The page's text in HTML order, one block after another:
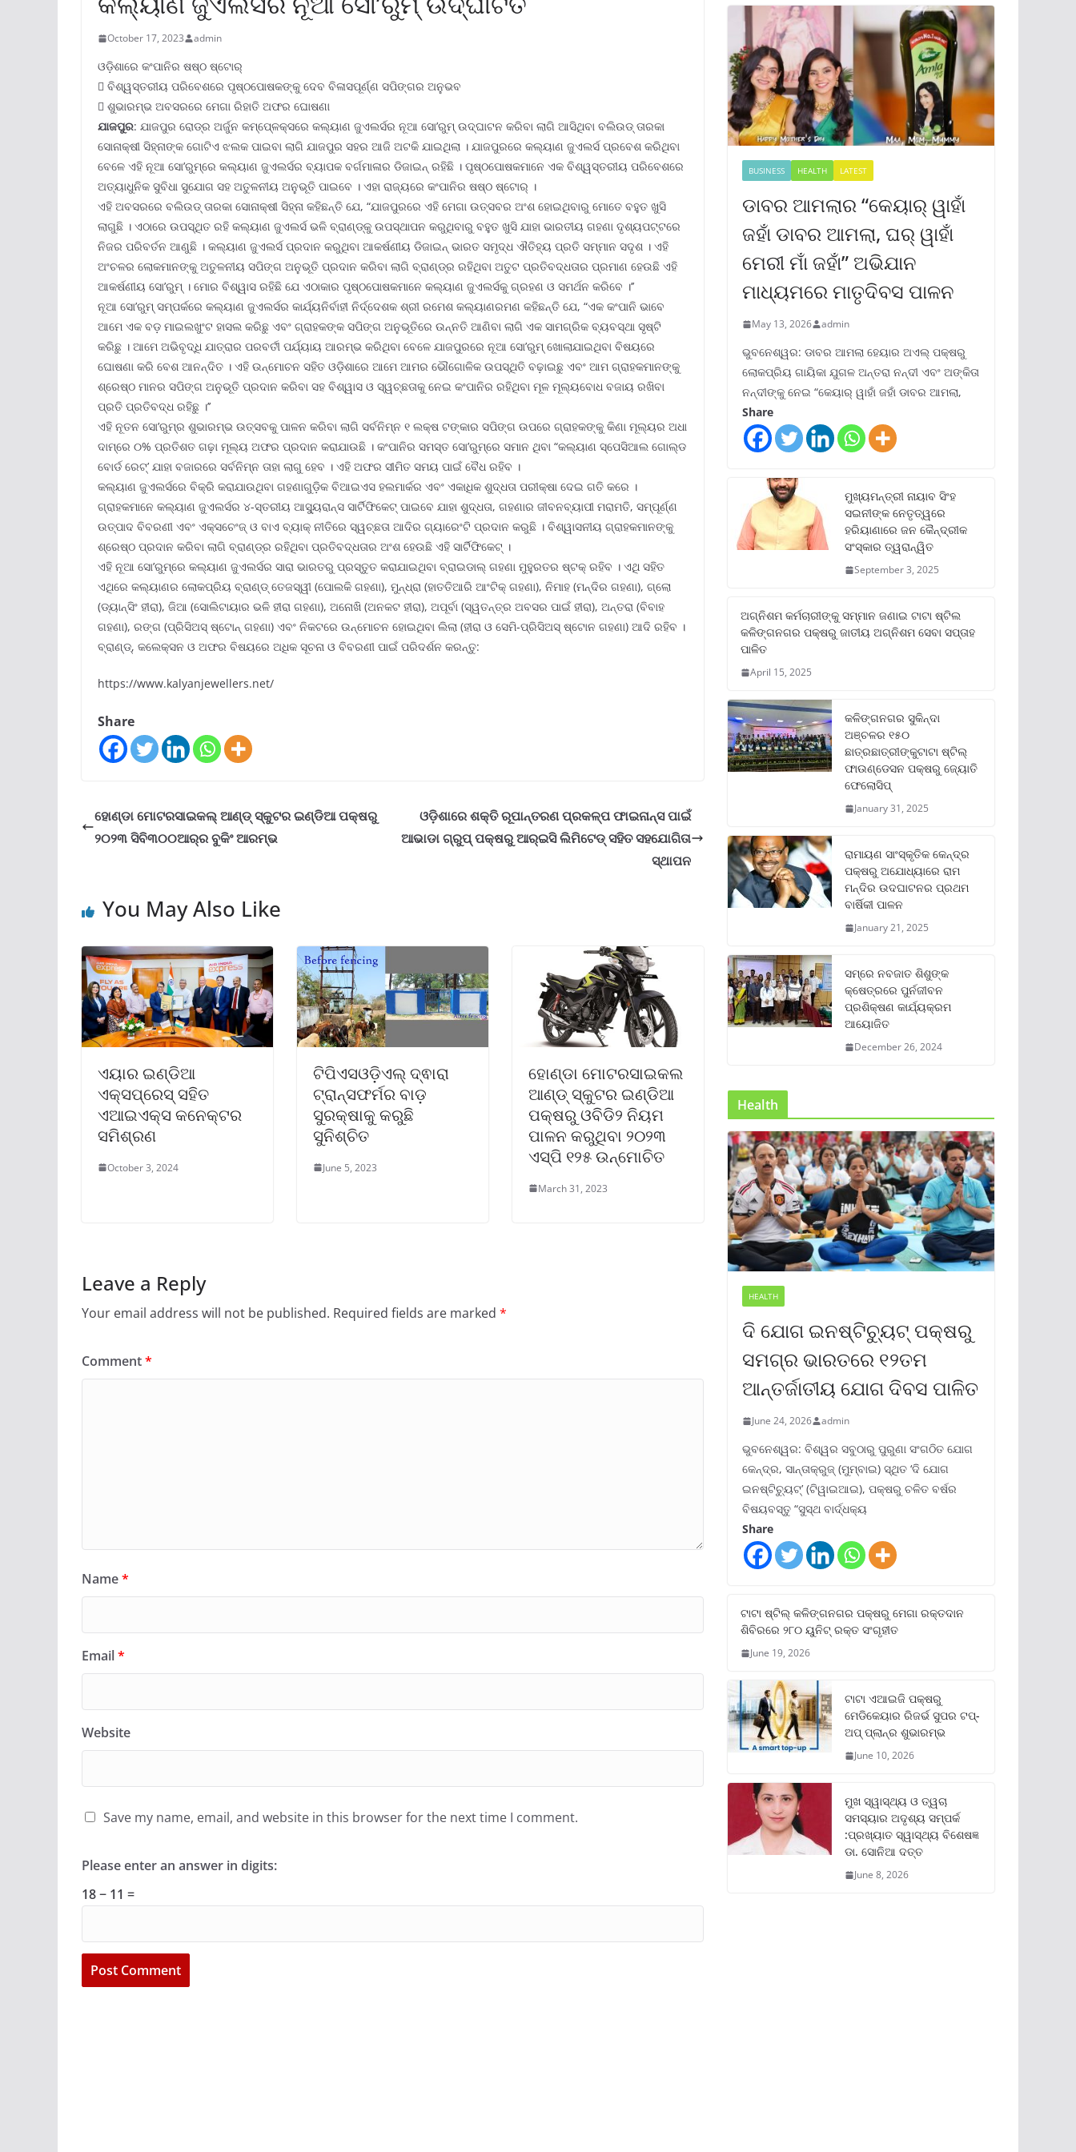
October 17, 2023 admin
ଓଡ଼ିଶାରେ କଂପାନିର ଷଷ୍ଠ ଷ୍ଟୋର୍
 ବିଶ୍ୱସ୍ତରୀୟ ପରିବେଶରେ ପୃଷ୍ଠପୋଷକଙ୍କୁ ଦେବ ବିଳାସପୂର୍ଣ୍ଣ ସପିଙ୍ଗର ଅନୁଭବ
 ଶୁଭାରମ୍ଭ ଅବସରରେ ମେଗା ରିହାତି ଅଫର ଘୋଷଣା
ଯାଜପୁର: ଯାଜପୁର ରୋଡ୍‌ର ଅର୍ଜୁନ କମ୍ପେ୍ଳକ୍ସରେ କଲ୍ୟାଣ ଜୁଏଲର୍ସର ନୂଆ ସୋ’ରୁମ୍ ଉଦ୍‌ଘାଟନ କରିବା ଲାଗି ଆସିଥିବା ବଲିଉଡ୍ ତାରକା
ସୋନାକ୍ଷୀ ସିହ୍ନାଙ୍କ ଗୋଟିଏ ଝଲକ ପାଇବା ଲାଗି ଯାଜପୁର ସହର ଆଜି ଅଟକି ଯାଇଥିଲା । ଯାଜପୁରରେ କଲ୍ୟାଣ ଜୁଏଲର୍ସ ପ୍ରବେଶ କରିଥିବା
ବେଳେ ଏହି ନୂଆ ସୋ’ରୁମ୍‌ରେ କଲ୍ୟାଣ ଜୁଏଲର୍ସର ବ୍ୟାପକ ବର୍ଗମାଳାର ଡିଜାଇନ୍ ରହିଛି । ପୃଷ୍ଠପୋଷକମାନେ ଏକ ବିଶ୍ୱସ୍ତରୀୟ ପରିବେଶରେ
ଅତ୍ୟାଧୁନିକ ସୁବିଧା ସୁଯୋଗ ସହ ଅତୁଳନୀୟ ଅନୁଭୂତି ପାଇବେ । ଏହା ରାଜ୍ୟରେ କଂପାନିର ଷଷ୍ଠ ଷ୍ଟୋର୍ ।
ଏହି ଅବସରରେ ବଲିଉଡ୍ ତାରକା ସୋନାକ୍ଷୀ ସିହ୍ନା କହିଛନ୍ତି ଯେ, “ଯାଜପୁରରେ ଏହି ମେଗା ଉତ୍ସବର ଅଂଶ ହୋଇଥିବାରୁ ମୋତେ ବହୁତ ଖୁସି
ଲାଗୁଛି । ଏଠାରେ ଉପସ୍ଥିତ ରହି କଲ୍ୟାଣ ଜୁଏଲର୍ସ ଭଳି ବ୍ରାଣ୍ଡ୍‌କୁ ଉପସ୍ଥାପନ କରୁଥିବାରୁ ବହୁତ ଖୁସି ଯାହା ଭାରତୀୟ ଗହଣା ଦୃଶ୍ୟପଟ୍ଟରେ
ନିଜର ପରିବର୍ତନ ଆଣୁଛି । କଲ୍ୟାଣ ଜୁଏଲର୍ସ ପ୍ରଦାନ କରୁଥିବା ଆକର୍ଷଣୀୟ ଡିଜାଇନ୍ ଭାରତ ସମୃଦ୍ଧ ଐତିହ୍ୟ ପ୍ରତି ସମ୍ମାନ ସଦୃଶ । ଏହି
ଅଂଚଳର ଲୋକମାନଙ୍କୁ ଅତୁଳନୀୟ ସପିଙ୍ଗ ଅନୁଭୂତି ପ୍ରଦାନ କରିବା ଲାଗି ବ୍ରାଣ୍ଡ୍‌ର ରହିଥିବା ଅତୁଟ ପ୍ରତିବଦ୍ଧତାର ପ୍ରମାଣ ହେଉଛି ଏହି
ଆକର୍ଷଣୀୟ ସୋ’ରୁମ୍ । ମୋର ବିଶ୍ୱାସ ରହିଛି ଯେ ଏଠାକାର ପୃଷ୍ଠପୋଷକମାନେ କଲ୍ୟାଣ ଜୁଏଲର୍ସକୁ ଗ୍ରହଣ ଓ ସମର୍ଥନ କରିବେ ।’’
ନୂଆ ସୋ’ରୁମ୍ ସମ୍ପର୍କରେ କଲ୍ୟାଣ ଜୁଏଲର୍ସର କାର୍ଯ୍ୟନିର୍ବାହୀ ନିର୍ଦ୍ଦେଶକ ଶ୍ରୀ ରମେଶ କଲ୍ୟାଣରମଣ କହିଛନ୍ତି ଯେ, “ଏକ କଂପାନି ଭାବେ
ଆମେ ଏକ ବଡ଼ ମାଇଲଖୁଂଟ ହାସଲ କରିଛୁ ଏବଂ ଗ୍ରାହକଙ୍କ ସପିଙ୍ଗ ଅନୁଭୂତିରେ ଉନ୍ନତି ଆଣିବା ଲାଗି ଏକ ସାମଗ୍ରିକ ବ୍ୟବସ୍ଥା ସୃଷ୍ଟି
କରିଛୁ । ଆମେ ଅଭିବୃଦ୍ଧି ଯାତ୍ରାର ପରବର୍ତୀ ପର୍ଯ୍ୟାୟ ଆରମ୍ଭ କରିଥିବା ବେଳେ ଯାଜପୁରରେ ନୂଆ ସୋ’ରୁମ୍ ଖୋଲାଯାଇଥିବା ବିଷୟରେ
ଘୋଷଣା କରି ବେଶ ଆନନ୍ଦିତ । ଏହି ଉନ୍ମୋଚନ ସହିତ ଓଡ଼ିଶାରେ ଆମେ ଆମର ଭୌଗୋଳିକ ଉପସ୍ଥିତି ବଢ଼ାଇଛୁ ଏବଂ ଆମ ଗ୍ରାହକମାନଙ୍କୁ
ଶ୍ରେଷ୍ଠ ମାନର ସପିଙ୍ଗ ଅନୁଭୂତି ପ୍ରଦାନ କରିବା ସହ ବିଶ୍ୱାସ ଓ ସ୍ୱଚ୍ଛତାକୁ ନେଇ କଂପାନିର ରହିଥିବା ମୂଳ ମୂଲ୍ୟବୋଧ ବଜାୟ ରଖିବା
ପ୍ରତି ପ୍ରତିବଦ୍ଧ ରହିଛୁ ।’’
ଏହି ନୂତନ ସୋ’ରୁମ୍‌ର ଶୁଭାରମ୍ଭ ଉତ୍ସବକୁ ପାଳନ କରିବା ଲାଗି ସର୍ବନିମ୍ନ ୧ ଲକ୍ଷ ଟଙ୍କାର ସପିଙ୍ଗ ଉପରେ ଗ୍ରାହକଙ୍କୁ କିଣା ମୂଲ୍ୟର ଅଧା
ଦାମ୍‌ରେ ୦% ପ୍ରତିଶତ ଗଢ଼ା ମୂଲ୍ୟ ଅଫର ପ୍ରଦାନ କରାଯାଉଛି । କଂପାନିର ସମସ୍ତ ସୋ’ରୁମ୍‌ରେ ସମାନ ଥିବା “କଲ୍ୟାଣ ସ୍ପେସିଆଲ ଗୋଲ୍ଡ
ବୋର୍ଡ ରେଟ୍‌’ ଯାହା ବଜାରରେ ସର୍ବନିମ୍ନ ତାହା ଲାଗୁ ହେବ । ଏହି ଅଫର ସୀମିତ ସମୟ ପାଇଁ ବୈଧ ରହିବ ।
କଲ୍ୟାଣ ଜୁଏଲର୍ସରେ ବିକ୍ରି କରାଯାଉଥିବା ଗହଣାଗୁଡ଼ିକ ବିଆଇଏସ ହଲମାର୍କର ଏବଂ ଏକାଧିକ ଶୁଦ୍ଧତା ପରୀକ୍ଷା ଦେଇ ଗତି କରେ ।
ଗ୍ରାହକମାନେ କଲ୍ୟାଣ ଜୁଏଲର୍ସର ୪-ସ୍ତରୀୟ ଆସ୍ୟୁରାନ୍ସ ସାର୍ଟିଫିକେଟ୍ ପାଇବେ ଯାହା ଶୁଦ୍ଧତା, ଗହଣାର ଜୀବନବ୍ୟାପୀ ମରାମତି, ସମ୍ପୂର୍ଣ୍ଣ
ଉତ୍ପାଦ ବିବରଣୀ ଏବଂ ଏକ୍ସଚେଂଜ୍ ଓ ବାଏ ବ୍ୟାକ୍ ନୀତିରେ ସ୍ୱଚ୍ଛତା ଆଦିର ଗ୍ୟାରେଂଟି ପ୍ରଦାନ କରୁଛି । ବିଶ୍ୱାସନୀୟ ଗ୍ରାହକମାନଙ୍କୁ
ଶ୍ରେଷ୍ଠ ପ୍ରଦାନ କରିବା ଲାଗି ବ୍ରାଣ୍ଡ୍‌ର ରହିଥିବା ପ୍ରତିବଦ୍ଧତାର ଅଂଶ ହେଉଛି ଏହି ସାର୍ଟିଫିକେଟ୍ ।
ଏହି ନୂଆ ସୋ’ରୁମ୍‌ରେ କଲ୍ୟାଣ ଜୁଏଲର୍ସର ସାରା ଭାରତରୁ ପ୍ରସ୍ତୁତ କରାଯାଇଥିବା ବ୍ରାଇଡାଲ୍ ଗହଣା ମୁହୁରତର ଷ୍ଟକ୍ ରହିବ । ଏଥି ସହିତ
ଏଥିରେ କଲ୍ୟାଣର ଲୋକପ୍ରିୟ ବ୍ରାଣ୍ଡ୍ ତେଜସ୍ୱୀ (ପୋଲକି ଗହଣା), ମୁନ୍ଧ୍ରା (ହାତତିଆରି ଆଂଟିକ୍ ଗହଣା), ନିମାହ (ମନ୍ଦିର ଗହଣା), ଗ୍ଲୋ
(ଡ୍ୟାନ୍‌ସିଂ ହୀରା), ଜିଆ (ସୋଲିଟାୟାର ଭଳି ହୀରା ଗହଣା), ଅନୋଖି (ଅନକଟ ହୀରା), ଅପୂର୍ବା (ସ୍ୱତନ୍ତ୍ର ଅବସର ପାଇଁ ହୀରା), ଅନ୍ତରା (ବିବାହ
ଗହଣା), ରଙ୍ଗ (ପ୍ରିସିଅସ୍ ଷ୍ଟୋନ୍ ଗହଣା) ଏବଂ ନିକଟରେ ଉନ୍ମୋଚନ ହୋଇଥିବା ଲିଲା (ହୀରା ଓ ସେମି-ପ୍ରିସିଅସ୍ ଷ୍ଟୋନ ଗହଣା) ଆଦି ରହିବ ।
ବ୍ରାଣ୍ଡ୍‌, କଲେକ୍ସନ ଓ ଅଫର ବିଷୟରେ ଅଧିକ ସୂଚନା ଓ ବିବରଣୀ ପାଇଁ ପରିଦର୍ଶନ କରନ୍ତୁ:
https://www.kalyanjewellers.net/
Share
ହୋଣ୍ଡା ମୋଟରସାଇକଲ୍ ଆଣ୍ଡ୍ ସ୍କୁଟର ଇଣ୍ଡିଆ ପକ୍ଷରୁ
୨୦୨୩ ସିବି୩୦୦ଆର୍‌ର ବୁକିଂ ଆରମ୍ଭ
ଓଡ଼ିଶାରେ ଶକ୍ତି ରୂପାନ୍ତରଣ ପ୍ରକଳ୍ପ ଫାଇନାନ୍ସ ପାଇଁ
ଆଭାଡା ଗ୍ରୁପ୍ ପକ୍ଷରୁ ଆର୍‌ଇସି ଲିମିଟେଡ୍ ସହିତ ସହଯୋଗିତା
ସ୍ଥାପନ
You May Also Like
ଏୟାର ଇଣ୍ଡିଆ
ଏକ୍ସପ୍ରେସ୍ ସହିତ
ଏଆଇଏକ୍ସ କନେକ୍ଟର
ସମିଶ୍ରଣ
October 3, 2024
ଟିପିଏସଓଡି଼ଏଲ୍ ଦ୍ଵାରା
ଟ୍ରାନ୍ସଫର୍ମର ବାଡ଼
ସୁରକ୍ଷାକୁ କରୁଛି
ସୁନିଶ୍ଚିତ
June 5, 2023
ହୋଣ୍ଡା ମୋଟରସାଇକଲ
ଆଣ୍ଡ୍ ସ୍କୁଟର ଇଣ୍ଡିଆ
ପକ୍ଷରୁ ଓବିଡି୨ ନିୟମ
ପାଳନ କରୁଥିବା ୨୦୨୩
ଏସ୍‌ପି ୧୨୫ ଉନ୍ମୋଚିତ
March 31, 2023
Leave a Reply
Your email address will not be published. Required fields are marked *
Comment*
Name*
Email*
Website
Save my name, email, and website in this browser for the next time I comment.
Please enter an answer in digits:
18 − 11 =
BUSINESS HEALTH LATEST
ଡାବର ଆମଲାର “କେୟାର୍ ୱାହାଁ
ଜହାଁ ଡାବର ଆମଲା, ଘର୍ ୱାହାଁ
ମେରୀ ମାଁ ଜହାଁ” ଅଭିଯାନ
ମାଧ୍ୟମରେ ମାତୃଦିବସ ପାଳନ
May 13, 2026 admin
ଭୁବନେଶ୍ୱର: ଡାବର ଆମଲା ହେୟାର ଅଏଲ୍ ପକ୍ଷରୁ
ଲୋକପ୍ରିୟ ଗାୟିକା ଯୁଗଳ ଅନ୍ତରା ନନ୍ଦୀ ଏବଂ ଅଙ୍କିତା
ନନ୍ଦୀଙ୍କୁ ନେଇ “କେୟାର୍ ୱାହାଁ ଜହାଁ ଡାବର ଆମଲା,
Share
ମୁଖ୍ୟମନ୍ତ୍ରୀ ନାୟାବ ସିଂହ
ସଇନୀଙ୍କ ନେତୃତ୍ୱରେ
ହରିୟାଣାରେ ଜନ କୈନ୍ଦ୍ରୀକ
ସଂସ୍କାର ତ୍ୱରାନ୍ୱିତ
September 3, 2025
ଅଗ୍ନିଶମ କର୍ମଚାରୀଙ୍କୁ ସମ୍ମାନ ଜଣାଇ ଟାଟା ଷ୍ଟିଲ
କଳିଙ୍ଗନଗର ପକ୍ଷରୁ ଜାତୀୟ ଅଗ୍ନିଶମ ସେବା ସପ୍ତାହ
ପାଳିତ
April 15, 2025
କଳିଙ୍ଗନଗର ସୁକିନ୍ଦା
ଅଞ୍ଚଳର ୧୫୦
ଛାତ୍ରଛାତ୍ରୀଙ୍କୁଟାଟା ଷ୍ଟିଲ୍
ଫାଉଣ୍ଡେସନ ପକ୍ଷରୁ ଜ୍ୟୋତି
ଫେଲୋସିପ୍‌
January 31, 2025
ରାମାୟଣ ସାଂସ୍କୃତିକ କେନ୍ଦ୍ର
ପକ୍ଷରୁ ଅଯୋଧ୍ୟାରେ ରାମ
ମନ୍ଦିର ଉଦଘାଟନର ପ୍ରଥମ
ବାର୍ଷିକୀ ପାଳନ
January 21, 2025
ସମ୍‌ରେ ନବଜାତ ଶିଶୁଙ୍କ
କ୍ଷେତ୍ରରେ ପୁର୍ନଜୀବନ
ପ୍ରଶିକ୍ଷଣ କାର୍ଯ୍ୟକ୍ରମ
ଆୟୋଜିତ
December 26, 2024
Health
HEALTH
ଦି ଯୋଗ ଇନଷ୍ଟିଚ୍ୟୁଟ୍ ପକ୍ଷରୁ
ସମଗ୍ର ଭାରତରେ ୧୨ତମ
ଆନ୍ତର୍ଜାତୀୟ ଯୋଗ ଦିବସ ପାଳିତ
June 24, 2026 admin
ଭୁବନେଶ୍ୱର: ବିଶ୍ୱର ସବୁଠାରୁ ପୁରୁଣା ସଂଗଠିତ ଯୋଗ
କେନ୍ଦ୍ର, ସାନ୍ତାକ୍ରୁଜ୍ (ମୁମ୍ବାଇ) ସ୍ଥିତ ‘ଦି ଯୋଗ
ଇନଷ୍ଟିଚ୍ୟୁଟ୍‌’ (ଟିୱାଇଆଇ), ପକ୍ଷରୁ ଚଳିତ ବର୍ଷର
ବିଷୟବସ୍ତୁ “ସୁସ୍ଥ ବାର୍ଦ୍ଧକ୍ୟ
Share
ଟାଟା ଷ୍ଟିଲ୍‌ କଳିଙ୍ଗନଗର ପକ୍ଷରୁ ମେଗା ରକ୍ତଦାନ
ଶିବିରରେ ୨୮୦ ୟୁନିଟ୍‌ ରକ୍ତ ସଂଗୃହୀତ
June 19, 2026
ଟାଟା ଏଆଇଜି ପକ୍ଷରୁ
ମେଡିକେୟାର ରିଜର୍ଭ ସୁପର ଟପ୍‌-
ଅପ୍ ପ୍ଲାନ୍‌ର ଶୁଭାରମ୍ଭ
June 10, 2026
ମୁଖ ସ୍ୱାସ୍ଥ୍ୟ ଓ ତ୍ୱଚା
ସମସ୍ୟାର ଅଦୃଶ୍ୟ ସମ୍ପର୍କ
:ପ୍ରଖ୍ୟାତ ସ୍ୱାସ୍ଥ୍ୟ ବିଶେଷଜ୍ଞ
ଡା. ସୋନିଆ ଦତ୍ତ
June 8, 2026